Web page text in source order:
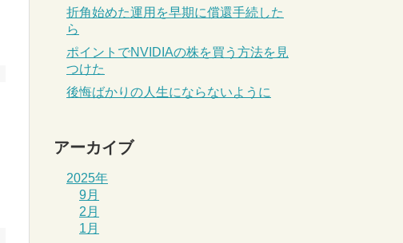
折角始めた運用を早期に償還手続した
ら
ポイントでNVIDIAの株を買う方法を見
つけた
後悔ばかりの人生にならないように
アーカイブ
2025年
9月
2月
1月